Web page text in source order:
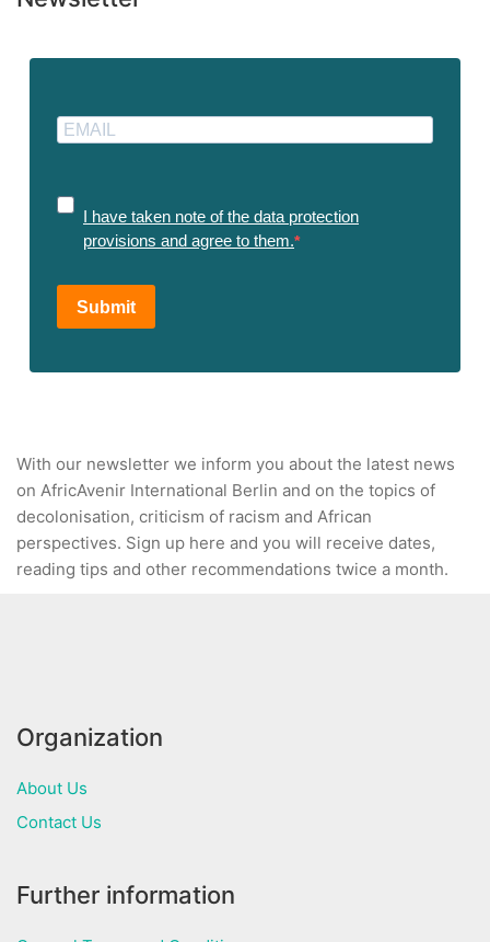
I have taken note of the data protection
provisions and agree to them.
Submit
With our newsletter we inform you about the latest news
on AfricAvenir International Berlin and on the topics of
decolonisation, criticism of racism and African
perspectives. Sign up here and you will receive dates,
reading tips and other recommendations twice a month.
Organization
About Us
Contact Us
Further information